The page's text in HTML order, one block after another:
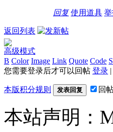
回复 使用道具
返回列表
高级模式
B Color Image Link Quote Code
您需要登录后才可以回帖 登录 |
本版积分规则 发表回复 回
本站声明：